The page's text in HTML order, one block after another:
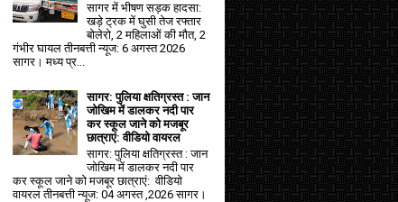
सागर में भीषण सड़क हादसा:
खड़े ट्रक में घुसी तेज रफ्तार
बोलेरो, 2 महिलाओं की मौत, 2
गंभीर घायल तीनबत्ती न्यूज: 6 अगस्त 2026
सागर। मध्य प्र...
सागर: पुलिया क्षतिग्रस्त : जान
जोखिम में डालकर नदी पार
कर स्कूल जाने को मजबूर
छात्राएं: वीडियो वायरल
सागर: पुलिया क्षतिग्रस्त : जान
जोखिम में डालकर नदी पार
कर स्कूल जाने को मजबूर छात्राएं: वीडियो
वायरल तीनबत्ती न्यूज: 04 अगस्त ,2026 सागर।